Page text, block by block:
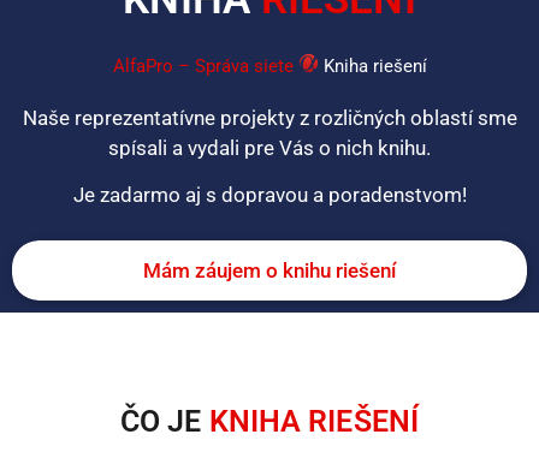
AlfaPro – Správa siete Kniha riešení
Naše reprezentatívne projekty z rozličných oblastí sme
spísali a vydali pre Vás o nich knihu.
Je zadarmo aj s dopravou a poradenstvom!
Mám záujem o knihu riešení
ČO JE KNIHA RIEŠENÍ